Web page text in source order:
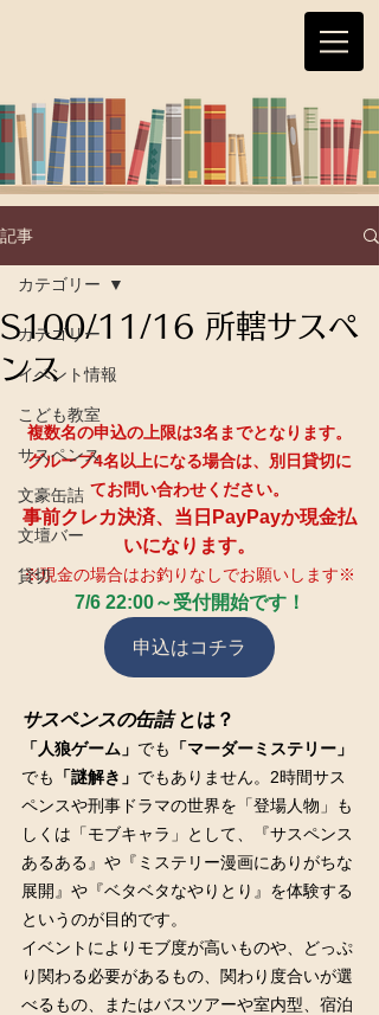
記事
カテゴリー
イベント情報
こども教室
サスペンス
文豪缶詰
文壇バー
貸切
カテゴリー
S100/11/16 所轄サスペ
ンス
複数名の申込の上限は3名までとなります。
グループ4名以上になる場合は、別日貸切に
てお問い合わせください。
事前クレカ決済、当日PayPayか現金払
いになります。
※現金の場合はお釣りなしでお願いします※
7/6 22:00～受付開始です！
申込はコチラ
サスペンスの缶詰 とは？
「人狼ゲーム」 でも
「マーダーミステリー」
でも
「謎解き」 でもありません。2時間サス
ペンスや刑事ドラマの世界を「登場人物」も
しくは「モブキャラ」として、『サスペンス
あるある』や『ミステリー漫画にありがちな
展開』や『ベタベタなやりとり』を体験する
というのが目的です。
イベントによりモブ度が高いものや、どっぷ
り関わる必要があるもの、関わり度合いが選
べるもの、またはバスツアーや室内型、宿泊